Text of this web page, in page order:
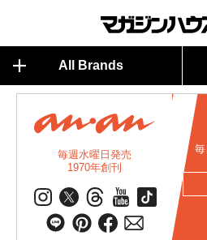
All Brands
毎週水曜日発売
1970年創刊